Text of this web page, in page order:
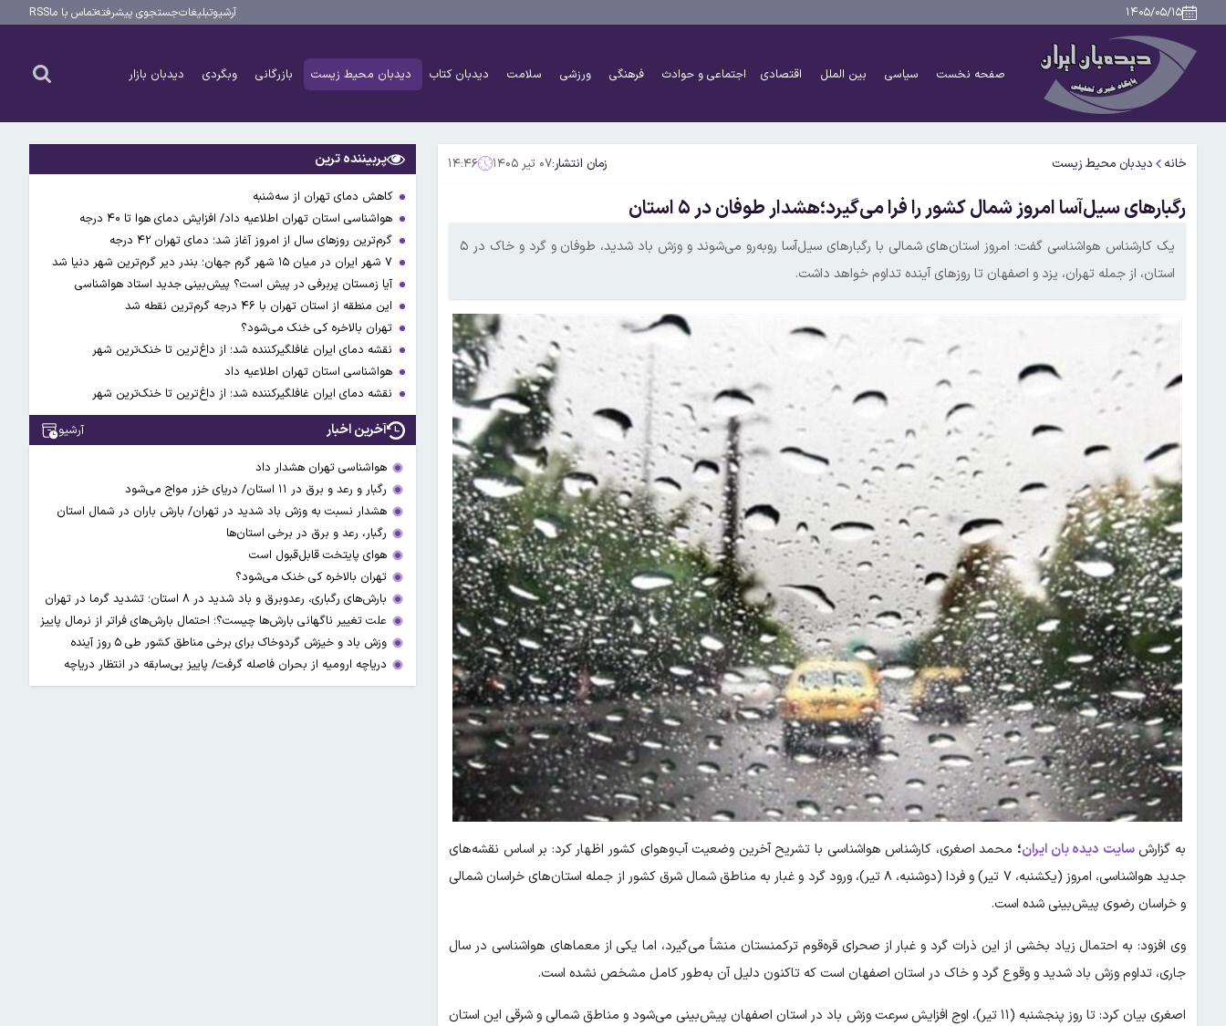
۱۴۰۵/۰۵/۱۵ آرشیوتبلیغاتجستجوی پیشرفتهتماس با ماRSS
صفحه نخست سیاسی بین الملل اقتصادی اجتماعی و حوادث فرهنگی ورزشی سلامت دیدبان کتاب دیدبان محیط زیست بازرگانی وبگردی دیدبان بازار
خانه دیدبان محیط زیست زمان انتشار:۰۷ تیر ۱۴۰۵ ۱۴:۴۶
رگبارهای سیل‌آسا امروز شمال کشور را فرا می‌گیرد؛هشدار طوفان در ۵ استان
یک کارشناس هواشناسی گفت: امروز استان‌های شمالی با رگبارهای سیل‌آسا روبه‌رو می‌شوند و وزش باد شدید، طوفان و گرد و خاک در ۵
استان، از جمله تهران، یزد و اصفهان تا روزهای آینده تداوم خواهد داشت.
به گزارشسایت دیده بان ایران؛ محمد اصغری، کارشناس هواشناسی با تشریح آخرین وضعیت آب‌وهوای کشور اظهار کرد: بر اساس نقشه‌های
جدید هواشناسی، امروز (یکشنبه، ۷ تیر) و فردا (دوشنبه، ۸ تیر)، ورود گرد و غبار به مناطق شمال شرق کشور از جمله استان‌های خراسان شمالی
و خراسان رضوی پیش‌بینی شده است.
وی افزود: به احتمال زیاد بخشی از این ذرات گرد و غبار از صحرای قره‌قوم ترکمنستان منشأ می‌گیرد، اما یکی از معماهای هواشناسی در سال
جاری، تداوم وزش باد شدید و وقوع گرد و خاک در استان اصفهان است که تاکنون دلیل آن به‌طور کامل مشخص نشده است.
اصغری بیان کرد: تا روز پنجشنبه (۱۱ تیر)، اوج افزایش سرعت وزش باد در استان اصفهان پیش‌بینی می‌شود و مناطق شمالی و شرقی این استان
پربیننده ترین
کاهش دمای تهران از سه‌شنبه
هواشناسی استان تهران اطلاعیه داد/ افزایش دمای هوا تا ۴۰ درجه
گرم‌ترین روزهای سال از امروز آغاز شد؛ دمای تهران ۴۲ درجه
آیا زمستان پربرفی در پیش است؟ پیش‌بینی جدید استاد هواشناسی
این منطقه از استان تهران با ۴۶ درجه گرم‌ترین نقطه شد
تهران بالاخره کی خنک می‌شود؟
نقشه دمای ایران غافلگیرکننده شد؛ از داغ‌ترین تا خنک‌ترین شهر
هواشناسی استان تهران اطلاعیه داد
نقشه دمای ایران غافلگیرکننده شد؛ از داغ‌ترین تا خنک‌ترین شهر
آخرین اخبار آرشیو
هواشناسی تهران هشدار داد
رگبار و رعد و برق در ۱۱ استان‌/ دریای خزر مواج می‌شود
هشدار نسبت به وزش باد شدید در تهران/ بارش باران در شمال استان
رگبار، رعد و برق در برخی استان‌ها
هوای پایتخت قابل‌قبول است
تهران بالاخره کی خنک می‌شود؟
بارش‌های رگباری، رعدوبرق و باد شدید در ۸ استان؛ تشدید گرما در تهران
علت تغییر ناگهانی بارش‌ها چیست؟؛ احتمال بارش‌های فراتر از نرمال پاییز
وزش باد و خیزش گردوخاک برای برخی مناطق کشور طی ۵ روز آینده
دریاچه ارومیه از بحران فاصله گرفت/ پاییز بی‌سابقه در انتظار دریاچه